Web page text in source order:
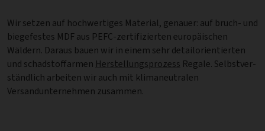
Wir setzen auf hochwertiges Material, genauer: auf bruch- und
biegefestes MDF aus PEFC-zertifizierten europäischen
Wäldern. Daraus bauen wir in einem sehr detail­ori­en­tier­ten
und schadstoffarmen Herstellungsprozess Regale. Selbstver­
ständ­lich arbeiten wir auch mit klimaneutralen
Versandunternehmen zusammen.